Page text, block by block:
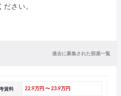
さい。
過去に募集された部屋一覧
賃料 22.9万円 〜 23.9万円